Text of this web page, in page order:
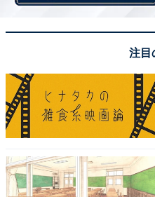
ド ネット動画 スマート ダ
ハイセンス「50E60N」
注目